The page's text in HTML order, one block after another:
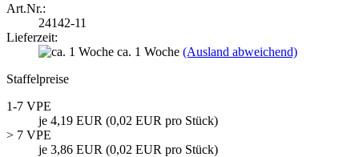
Art.Nr.:
24142-11
Lieferzeit:
ca. 1 Woche (Ausland abweichend)
Staffelpreise
1-7 VPE
je 4,19 EUR (0,02 EUR pro Stück)
> 7 VPE
je 3,86 EUR (0,02 EUR pro Stück)